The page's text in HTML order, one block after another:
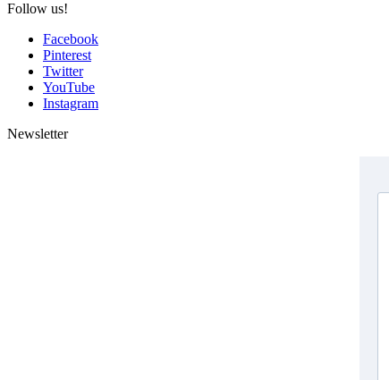
Follow us!
Facebook
Pinterest
Twitter
YouTube
Instagram
Newsletter